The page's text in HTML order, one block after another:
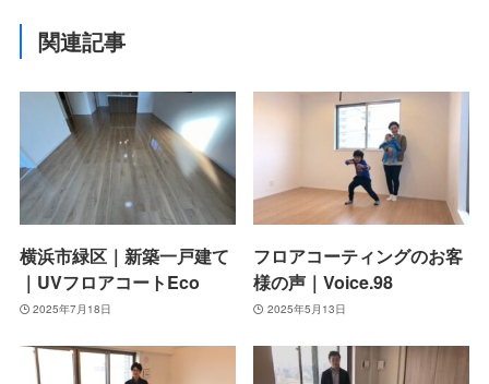
関連記事
横浜市緑区｜新築一戸建て
｜UVフロアコートEco
2025年7月18日
フロアコーティングのお客
様の声｜Voice.98
2025年5月13日